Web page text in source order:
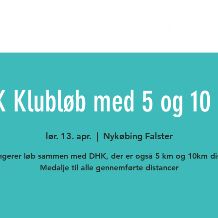
Klubløb med 5 og
lør. 13. apr.
  |
Nykøbing Falster
løb sammen med DHK, der er også 5 km og 10km
Medalje til alle gennemførte distancer